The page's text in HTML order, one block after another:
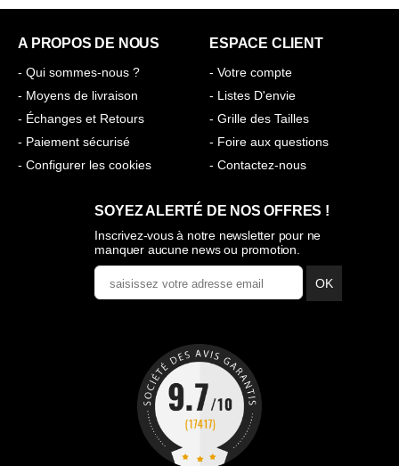
A PROPOS DE NOUS
- Qui sommes-nous ?
- Moyens de livraison
- Échanges et Retours
- Paiement sécurisé
- Configurer les cookies
ESPACE CLIENT
- Votre compte
- Listes D'envie
- Grille des Tailles
- Foire aux questions
- Contactez-nous
SOYEZ ALERTÉ DE NOS OFFRES !
Inscrivez-vous à notre newsletter pour ne
manquer aucune news ou promotion.
OK